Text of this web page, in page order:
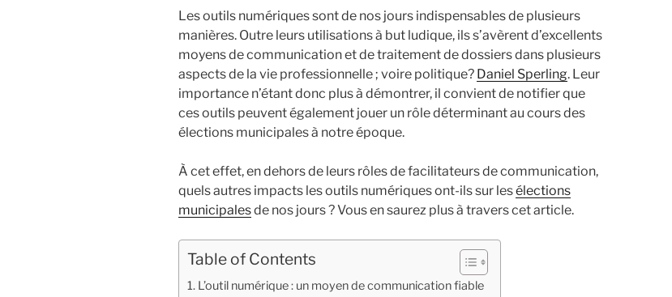
Les outils numériques sont de nos jours indispensables de plusieurs
manières. Outre leurs utilisations à but ludique, ils s’avèrent d’excellents
moyens de communication et de traitement de dossiers dans plusieurs
aspects de la vie professionnelle ; voire politique? Daniel Sperling. Leur
importance n’étant donc plus à démontrer, il convient de notifier que
ces outils peuvent également jouer un rôle déterminant au cours des
élections municipales à notre époque.
À cet effet, en dehors de leurs rôles de facilitateurs de communication,
quels autres impacts les outils numériques ont-ils sur lesélections
municipalesde nos jours ? Vous en saurez plus à travers cet article.
Table of Contents
L’outil numérique : un moyen de communication fiable